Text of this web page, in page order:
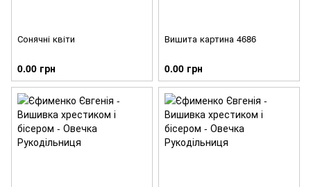
Сонячні квіти
0.00 грн
Вишита картина 4686
0.00 грн